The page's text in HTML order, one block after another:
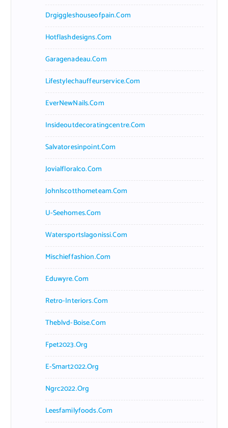
Drgiggleshouseofpain.com
Hotflashdesigns.com
Garagenadeau.com
Lifestylechauffeurservice.com
EverNewNails.com
Insideoutdecoratingcentre.com
Salvatoresinpoint.com
Jovialfloralco.com
Johnlscotthometeam.com
U-Seehomes.com
Watersportslagonissi.com
Mischieffashion.com
Eduwyre.com
Retro-Interiors.com
Theblvd-Boise.com
Fpet2023.org
E-Smart2022.org
Ngrc2022.org
Leesfamilyfoods.com